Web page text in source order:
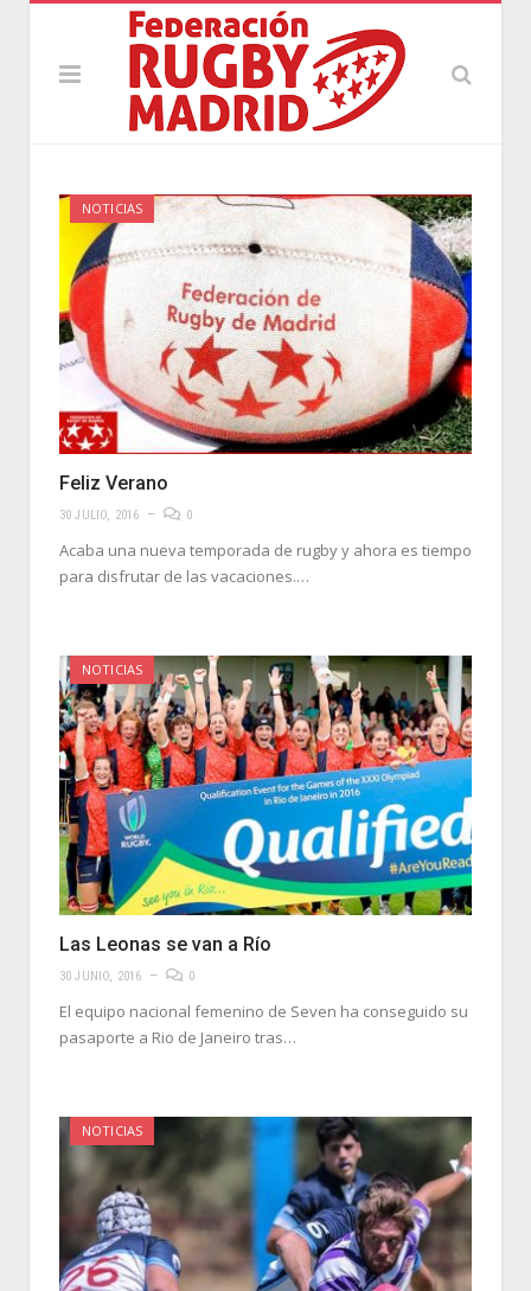
NOTICIAS
Feliz Verano
30 JULIO, 2016 0
Acaba una nueva temporada de rugby y ahora es tiempo
para disfrutar de las vacaciones.…
NOTICIAS
Las Leonas se van a Río
30 JUNIO, 2016 0
El equipo nacional femenino de Seven ha conseguido su
pasaporte a Rio de Janeiro tras…
NOTICIAS